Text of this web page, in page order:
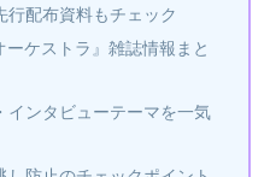
行配布資料もチェック
ーケストラ』雑誌情報まと
インタビューテーマを一気